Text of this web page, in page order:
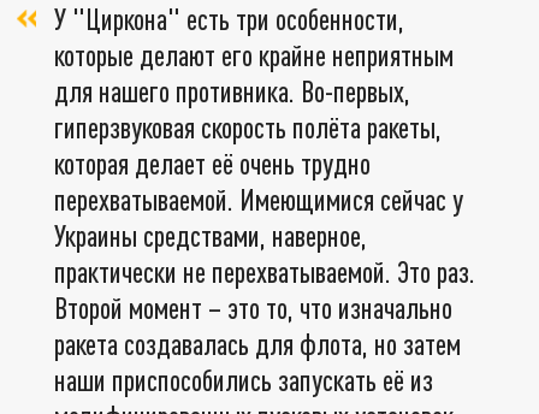
У "Циркона" есть три особенности,
которые делают его крайне неприятным
для нашего противника. Во-первых,
гиперзвуковая скорость полёта ракеты,
которая делает её очень трудно
перехватываемой. Имеющимися сейчас у
Украины средствами, наверное,
практически не перехватываемой. Это раз.
Второй момент – это то, что изначально
ракета создавалась для флота, но затем
наши приспособились запускать её из